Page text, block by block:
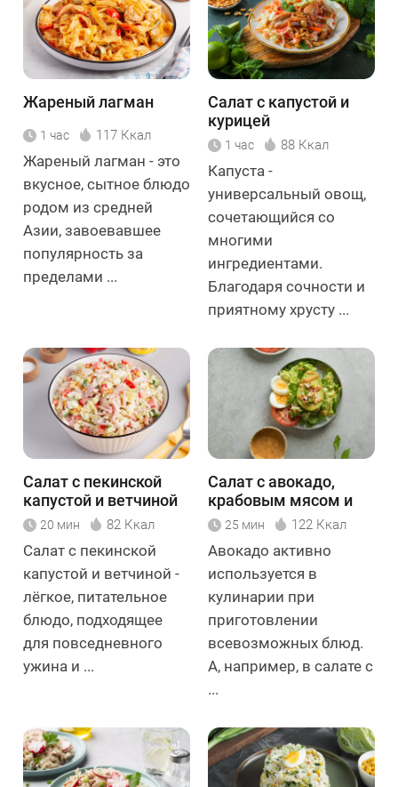
Жареный лагман
1 час 117 Ккал
Жареный лагман - это
вкусное, сытное блюдо
родом из средней
Азии, завоевавшее
популярность за
пределами ...
Салат с капустой и
курицей
1 час 88 Ккал
Капуста -
универсальный овощ,
сочетающийся со
многими
ингредиентами.
Благодаря сочности и
приятному хрусту ...
Салат с пекинской
капустой и ветчиной
20 мин 82 Ккал
Салат с пекинской
капустой и ветчиной -
лёгкое, питательное
блюдо, подходящее
для повседневного
ужина и ...
Салат с авокадо,
крабовым мясом и
орехами
25 мин 122 Ккал
Авокадо активно
используется в
кулинарии при
приготовлении
всевозможных блюд.
А, например, в салате с
...